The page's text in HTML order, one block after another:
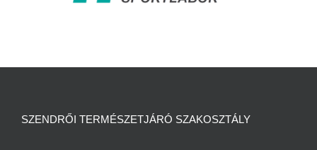
SZENDRŐI TERMÉSZETJÁRÓ SZAKOSZTÁLY